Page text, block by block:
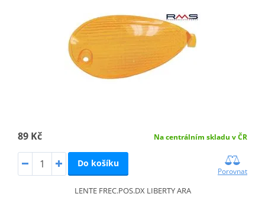
89 Kč Na centrálním skladu v ČR
Do košíku
Porovnat
LENTE FREC.POS.DX LIBERTY ARA